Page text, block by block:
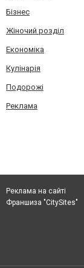
Бізнес
Жіночий розділ
Економіка
Кулінарія
Подорожі
Реклама
Реклама на сайті
Франшиза "CitySites"